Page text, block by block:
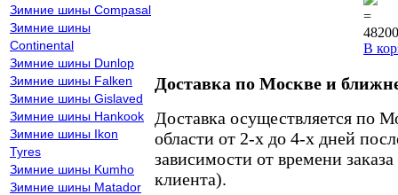
Зимние шины Compasal
Зимние шины
Continental
Зимние шины Dunlop
Зимние шины Falken
Зимние шины Gislaved
Зимние шины Hankook
Зимние шины Ikon
Tyres
Зимние шины Kumho
Зимние шины Matador
=
В
Доставка по Москве и
Доставка осуществляется по
области от 2-х до 4-х дней
зависимости от времени
клиента).